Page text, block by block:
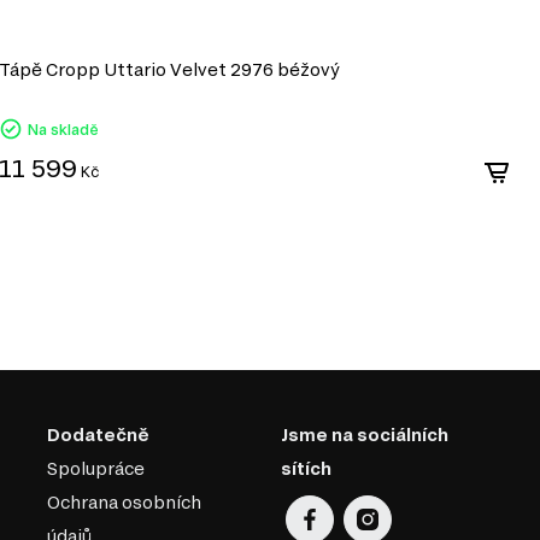
Tápě Cropp Uttario Velvet 2976 béžový
Na skladě
11 599 Kč
Dodatečně
Spolupráce
Ochrana osobních
Jsme na sociálních
sítích